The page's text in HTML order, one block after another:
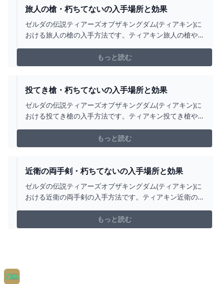
旅人の槍・朽ちてないの入手場所と効果
ゼルダの伝説ティアーズオブザキングダム(ティアキン)に
おける旅人の槍の入手方法です。ティアキン旅人の槍や
攻撃力について掲載しています。
もっと読む
投てき槍・朽ちてないの入手場所と効果
ゼルダの伝説ティアーズオブザキングダム(ティアキン)に
おける投てき槍の入手方法です。ティアキン投てき槍や
攻撃力について掲載しています。
もっと読む
近衛の両手剣・朽ちてないの入手場所と効果
ゼルダの伝説ティアーズオブザキングダム(ティアキン)に
おける近衛の両手剣の入手方法です。ティアキン近衛の
武器の効果・攻撃力について掲載しています。
もっと読む